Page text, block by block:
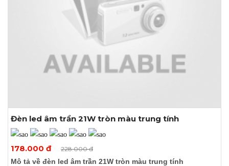
Xem thêm ảnh
Đèn led âm trần 21W tròn màu trung tính
178.000 đ 228.000 đ
Mô tả về đèn led âm trần 21W tròn màu trung tính